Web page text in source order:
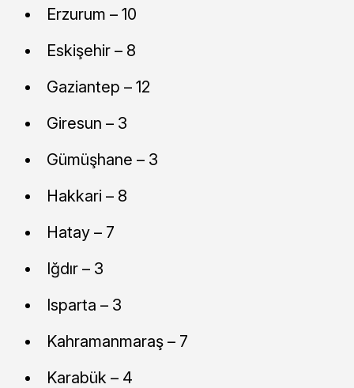
Erzurum – 10
Eskişehir – 8
Gaziantep – 12
Giresun – 3
Gümüşhane – 3
Hakkari – 8
Hatay – 7
Iğdır – 3
Isparta – 3
Kahramanmaraş – 7
Karabük – 4